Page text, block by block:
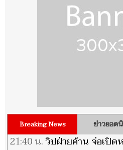
Breaking News ข่าวยอด
21:40 น.วิปฝ่ายค้าน จ่อเปิด